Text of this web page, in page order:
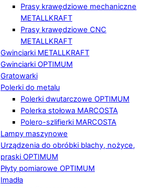
Prasy krawędziowe mechaniczne
METALLKRAFT
Prasy krawędziowe CNC
METALLKRAFT
Gwinciarki METALLKRAFT
Gwinciarki OPTIMUM
Gratowarki
Polerki do metalu
Polerki dwutarczowe OPTIMUM
Polerka stołowa MARCOSTA
Polero-szlifierki MARCOSTA
Lampy maszynowe
Urządzenia do obróbki blachy, nożyce,
praski OPTIMUM
Płyty pomiarowe OPTIMUM
Imadła